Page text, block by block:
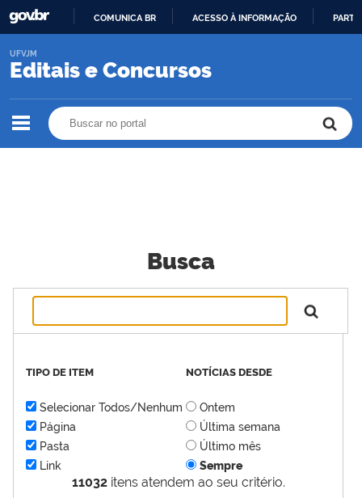
O
COMUNICA BR ACESSO À INFORMAÇÃO
Editais e Concursos
UFVJM
Busca
11032itens atendem ao seu critério.
TIPO DE ITEM
Selecionar Todos/Nenhum
Página
Pasta
Link
NOTÍCIAS DESDE
Ontem
Última semana
Último mês
Sempre